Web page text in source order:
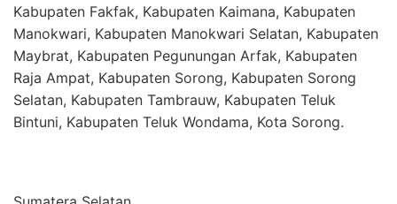
Kabupaten Fakfak, Kabupaten Kaimana, Kabupaten
Manokwari, Kabupaten Manokwari Selatan, Kabupaten
Maybrat, Kabupaten Pegunungan Arfak, Kabupaten
Raja Ampat, Kabupaten Sorong, Kabupaten Sorong
Selatan, Kabupaten Tambrauw, Kabupaten Teluk
Bintuni, Kabupaten Teluk Wondama, Kota Sorong.